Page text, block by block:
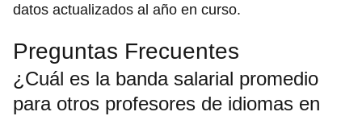
datos actualizados al año en curso.
Preguntas Frecuentes
¿Cuál es la banda salarial promedio
para otros profesores de idiomas en